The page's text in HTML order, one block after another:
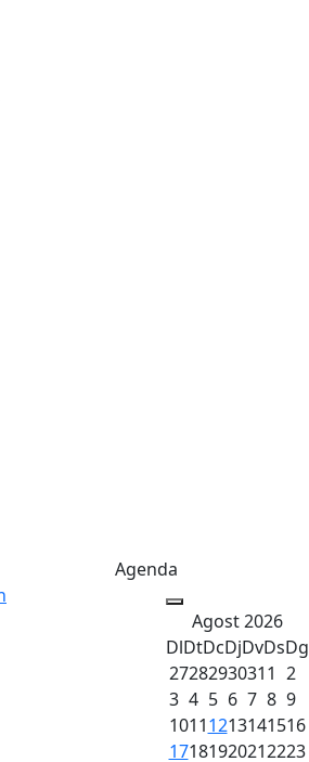
Agenda
Agost 2026
DlDtDcDjDvDsDg
27282930311 2
3 4 5 6 7 8 9
10111213141516
17181920212223